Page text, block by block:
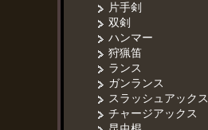
片手剣
双剣
ハンマー
狩猟笛
ランス
ガンランス
スラッシュアックス
チャージアックス